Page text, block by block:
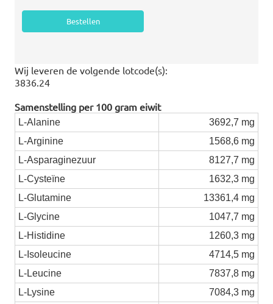
Wij leveren de volgende lotcode(s):
3836.24
Samenstelling per 100 gram eiwit
L-Alanine
3692,7 mg
L-Arginine
1568,6 mg
L-Asparaginezuur
8127,7 mg
L-Cysteïne
1632,3 mg
L-Glutamine
13361,4 mg
L-Glycine
1047,7 mg
L-Histidine
1260,3 mg
L-Isoleucine
4714,5 mg
L-Leucine
7837,8 mg
L-Lysine
7084,3 mg